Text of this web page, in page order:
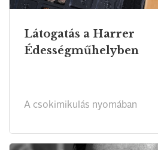
Látogatás a Harrer
Édességműhelyben
A csokimikulás nyomában